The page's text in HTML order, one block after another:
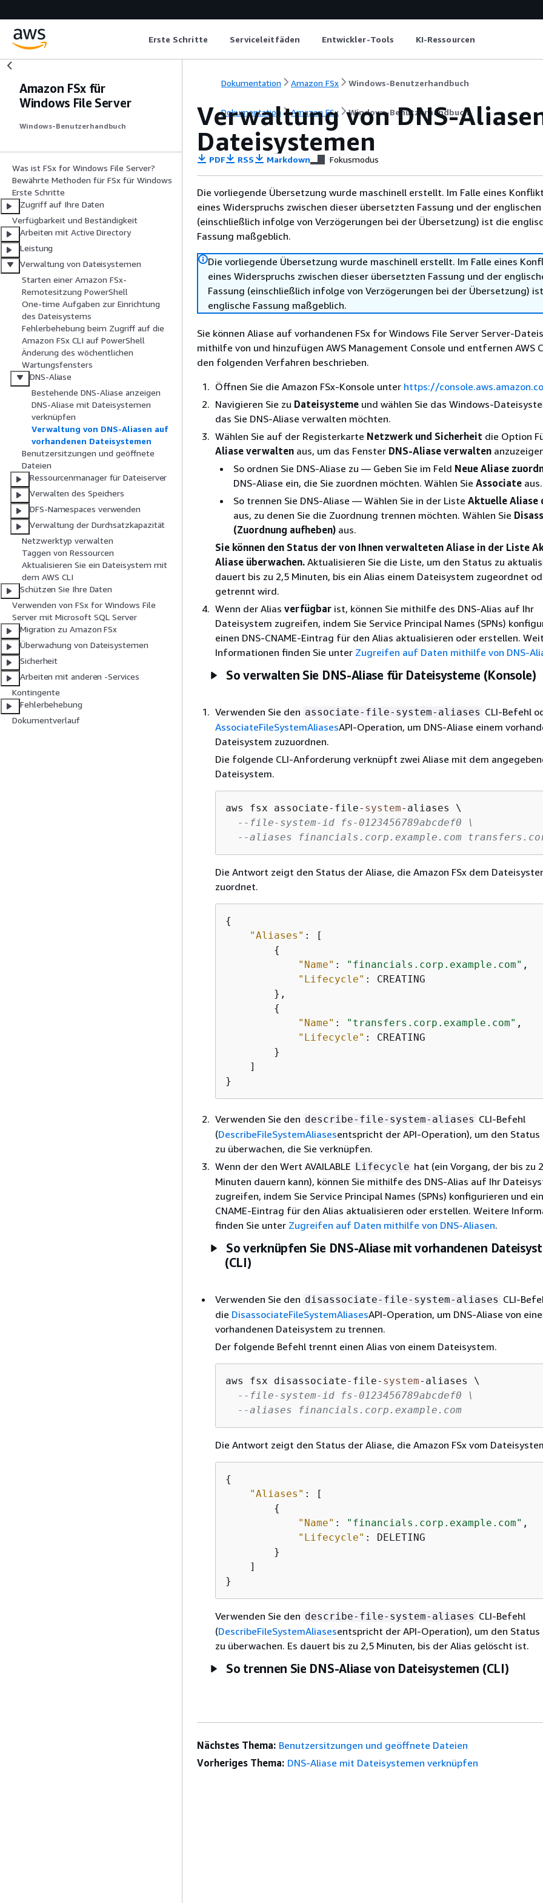
Erste Schritte Serviceleitfäden Entwickler-Tools KI-Ressourcen
Amazon FSx für
Windows File Server
Windows-Benutzerhandbuch
Was ist FSx for Windows File Server?
Bewährte Methoden für FSx für Windows
Erste Schritte
Zugriff auf Ihre Daten
Verfügbarkeit und Beständigkeit
Arbeiten mit Active Directory
Leistung
Verwaltung von Dateisystemen
Starten einer Amazon FSx-
Remotesitzung PowerShell
One-time Aufgaben zur Einrichtung
des Dateisystems
Fehlerbehebung beim Zugriff auf die
Amazon FSx CLI auf PowerShell
Änderung des wöchentlichen
Wartungsfensters
DNS-Aliase
Bestehende DNS-Aliase anzeigen
DNS-Aliase mit Dateisystemen
verknüpfen
Verwaltung von DNS-Aliasen auf
vorhandenen Dateisystemen
Benutzersitzungen und geöffnete
Dateien
Ressourcenmanager für Dateiserver
Verwalten des Speichers
DFS-Namespaces verwenden
Verwaltung der Durchsatzkapazität
Netzwerktyp verwalten
Taggen von Ressourcen
Aktualisieren Sie ein Dateisystem mit
dem AWS CLI
Schützen Sie Ihre Daten
Verwenden von FSx for Windows File
Server mit Microsoft SQL Server
Migration zu Amazon FSx
Überwachung von Dateisystemen
Sicherheit
Arbeiten mit anderen -Services
Kontingente
Fehlerbehebung
Dokumentverlauf
Dokumentation Amazon FSx Windows-Benutzerhandbuch
Dokumentation Amazon FSx Windows-Benutzerhandbuch
Verwaltung von DNS-
Dateisystemen
PDF RSS Markdown Fokusmodus
Die vorliegende Übersetzung wurde maschinell erstellt. Im Falle eines
eines Widerspruchs zwischen dieser übersetzten Fassung und der englischen
(einschließlich infolge von Verzögerungen bei der Übersetzung) ist die
Fassung maßgeblich.
Die vorliegende Übersetzung wurde maschinell erstellt. Im Falle eines
eines Widerspruchs zwischen dieser übersetzten Fassung und der
Fassung (einschließlich infolge von Verzögerungen bei der Übersetzung)
englische Fassung maßgeblich.
Sie können Aliase auf vorhandenen FSx for Windows File Server Server-
mithilfe von und hinzufügen AWS Management Console und entfernen AWS
den folgenden Verfahren beschrieben.
Öffnen Sie die Amazon FSx-Konsole unter https://
Navigieren Sie zu Dateisysteme und wählen Sie das Windows-
das Sie DNS-Aliase verwalten möchten.
Wählen Sie auf der Registerkarte Netzwerk und Sicherheit die Option
Aliase verwalten aus, um das Fenster DNS-Aliase verwalten
So ordnen Sie DNS-Aliase zu — Geben Sie im Feld Neue Aliase
DNS-Aliase ein, die Sie zuordnen möchten. Wählen Sie Associate aus.
So trennen Sie DNS-Aliase — Wählen Sie in der Liste Aktuelle Aliase
aus, zu denen Sie die Zuordnung trennen möchten. Wählen Sie
(Zuordnung aufheben) aus.
Sie können den Status der von Ihnen verwalteten Aliase in der Liste
Aliase überwachen. Aktualisieren Sie die Liste, um den Status zu
dauert bis zu 2,5 Minuten, bis ein Alias einem Dateisystem zugeordnet
getrennt wird.
Wenn der Alias verfügbar ist, können Sie mithilfe des DNS-Alias auf Ihr
Dateisystem zugreifen, indem Sie Service Principal Names (SPNs)
einen DNS-CNAME-Eintrag für den Alias aktualisieren oder erstellen.
Informationen finden Sie unter Zugreifen auf Daten mithilfe von DNS-
So verwalten Sie DNS-Aliase für Dateisysteme (Konsole)
Verwenden Sie den associate-file-system-aliases CLI-Befehl
AssociateFileSystemAliasesAPI-Operation, um DNS-Aliase einem
Dateisystem zuzuordnen.
Die folgende CLI-Anforderung verknüpft zwei Aliase mit dem
Dateisystem.
aws fsx associate- file- system- aliases \
--file-system-id fs-0123456789abcdef0 \
--aliases financials.corp.example.com
Die Antwort zeigt den Status der Aliase, die Amazon FSx dem
zuordnet.
{
"Aliases" : [
{
"Name" : "financials.corp.example.com" ,
"Lifecycle" : CREATING
        },
{
"Name" : "transfers.corp.example.com" ,
"Lifecycle" : CREATING
        }
    ]
}
Verwenden Sie den describe-file-system-aliases CLI-Befehl
(DescribeFileSystemAliasesentspricht der API-Operation), um den Status
zu überwachen, die Sie verknüpfen.
Wenn der den Wert AVAILABLE Lifecycle hat (ein Vorgang, der bis zu
Minuten dauern kann), können Sie mithilfe des DNS-Alias auf Ihr
zugreifen, indem Sie Service Principal Names (SPNs) konfigurieren und
CNAME-Eintrag für den Alias aktualisieren oder erstellen. Weitere
finden Sie unter Zugreifen auf Daten mithilfe von DNS-Aliasen.
So verknüpfen Sie DNS-Aliase mit vorhandenen
(CLI)
Verwenden Sie den disassociate-file-system-aliases CLI-
die DisassociateFileSystemAliasesAPI-Operation, um DNS-Aliase von
vorhandenen Dateisystem zu trennen.
Der folgende Befehl trennt einen Alias von einem Dateisystem.
aws fsx disassociate- file- system- aliases \
--file-system-id fs-0123456789abcdef0 \
--aliases financials.corp.example.com
Die Antwort zeigt den Status der Aliase, die Amazon FSx vom
{
"Aliases" : [
{
"Name" : "financials.corp.example.com" ,
"Lifecycle" : DELETING
        }
    ]
}
Verwenden Sie den describe-file-system-aliases CLI-Befehl
(DescribeFileSystemAliasesentspricht der API-Operation), um den Status
zu überwachen. Es dauert bis zu 2,5 Minuten, bis der Alias gelöscht ist.
So trennen Sie DNS-Aliase von Dateisystemen (CLI)
Nächstes Thema: Benutzersitzungen und geöffnete Dateien
Vorheriges Thema: DNS-Aliase mit Dateisystemen verknüpfen